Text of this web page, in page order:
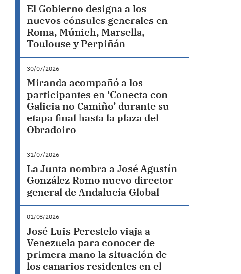
El Gobierno designa a los
nuevos cónsules generales en
Roma, Múnich, Marsella,
Toulouse y Perpiñán
30/07/2026
Miranda acompañó a los
participantes en ‘Conecta con
Galicia no Camiño’ durante su
etapa final hasta la plaza del
Obradoiro
31/07/2026
La Junta nombra a José Agustín
González Romo nuevo director
general de Andalucía Global
01/08/2026
José Luis Perestelo viaja a
Venezuela para conocer de
primera mano la situación de
los canarios residentes en el